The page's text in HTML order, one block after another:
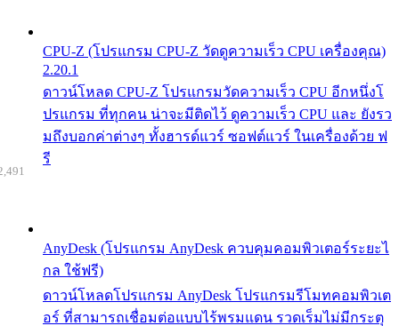
CPU-Z (โปรแกรม CPU-Z วัดดูความเร็ว CPU เครื่องคุณ)
2.20.1
ดาวน์โหลด CPU-Z โปรแกรมวัดความเร็ว CPU อีกหนึ่งโ
ปรแกรม ที่ทุกคน น่าจะมีติดไว้ ดูความเร็ว CPU และ ยังรว
มถึงบอกค่าต่างๆ ทั้งฮารด์แวร์ ซอฟต์แวร์ ในเครื่องด้วย ฟ
รี
AnyDesk (โปรแกรม AnyDesk ควบคุมคอมพิวเตอร์ระยะไ
กล ใช้ฟรี)
ดาวน์โหลดโปรแกรม AnyDesk โปรแกรมรีโมทคอมพิวเต
อร์ ที่สามารถเชื่อมต่อแบบไร้พรมแดน รวดเร็มไม่มีกระตุ